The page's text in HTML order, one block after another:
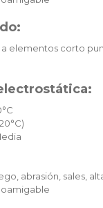
elementos corto
abrasión, sales,